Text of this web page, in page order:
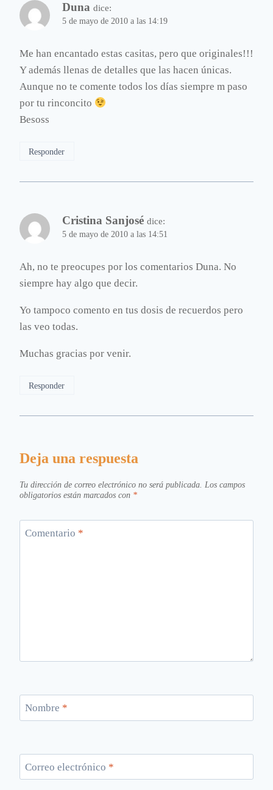
Duna dice:
5 de mayo de 2010 a las 14:19
Me han encantado estas casitas, pero que originales!!!
Y además llenas de detalles que las hacen únicas.
Aunque no te comente todos los días siempre m paso
por tu rinconcito
Besoss
Responder
Cristina Sanjosé dice:
5 de mayo de 2010 a las 14:51
Ah, no te preocupes por los comentarios Duna. No
siempre hay algo que decir.
Yo tampoco comento en tus dosis de recuerdos pero
las veo todas.
Muchas gracias por venir.
Responder
Deja una respuesta
Tu dirección de correo electrónico no será publicada. Los campos
obligatorios están marcados con *
Comentario *
Nombre *
Correo electrónico *